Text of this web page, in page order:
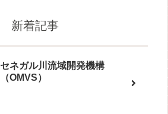
新着記事
セネガル川流域開発機構
（OMVS）